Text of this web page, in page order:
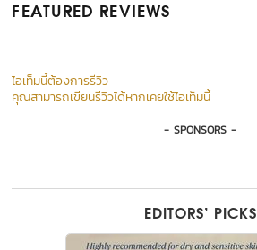
FEATURED REVIEWS
ไอเท็มนี้ต้องการรีวิว
คุณสามารถเขียนรีวิวได้หากเคยใช้ไอเท็มนี้
- SPONSORS -
EDITORS’ PICKS